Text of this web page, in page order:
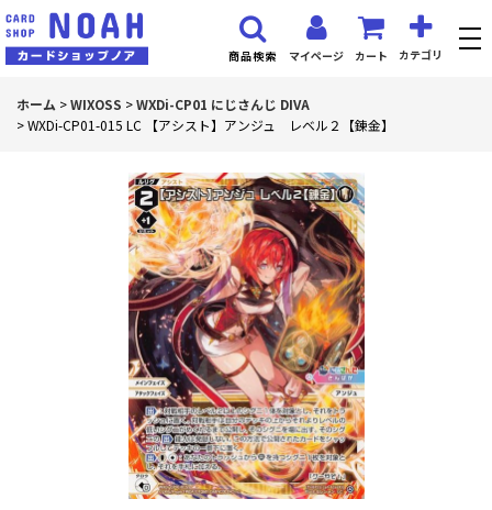
マイページ カート カテゴリ
商品検索
ホーム >WIXOSS >WXDi-CP01 にじさんじ DIVA
>WXDi-CP01-015 LC 【アシスト】アンジュ レベル２【錬金】